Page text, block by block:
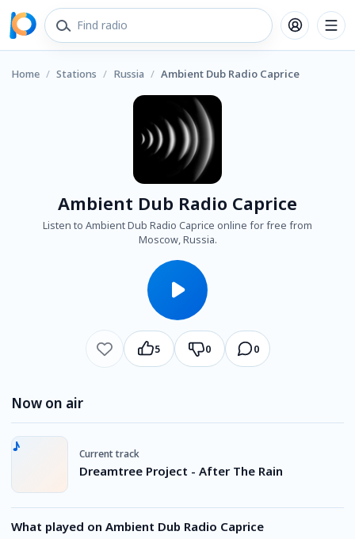
Home / Stations / Russia / Ambient Dub Radio Caprice
Ambient Dub Radio Caprice
Listen to Ambient Dub Radio Caprice online for free from
Moscow, Russia.
5 0 0
Now on air
Current track
Dreamtree Project - After The Rain
What played on Ambient Dub Radio Caprice